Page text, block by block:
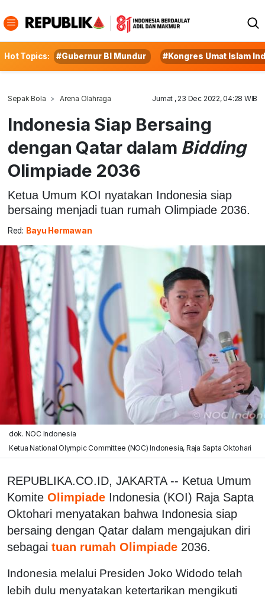
Hot Topics: #Gubernur BI Mundur #Kongres Umat Islam
Sepak Bola Arena Olahraga Jumat , 23 Dec 2022, 04:28 WIB
Indonesia Siap Bersaing
dengan Qatar dalam Bidding
Olimpiade 2036
Ketua Umum KOI nyatakan Indonesia siap
bersaing menjadi tuan rumah Olimpiade 2036.
Red: Bayu Hermawan
dok. NOC Indonesia
Ketua National Olympic Committee (NOC) Indonesia, Raja Sapta Oktohari
REPUBLIKA.CO.ID, JAKARTA -- Ketua Umum
Komite Olimpiade Indonesia (KOI) Raja Sapta
Oktohari menyatakan bahwa Indonesia siap
bersaing dengan Qatar dalam mengajukan diri
sebagai tuan rumah Olimpiade 2036.
Indonesia melalui Presiden Joko Widodo telah
lebih dulu menyatakan ketertarikan mengikuti